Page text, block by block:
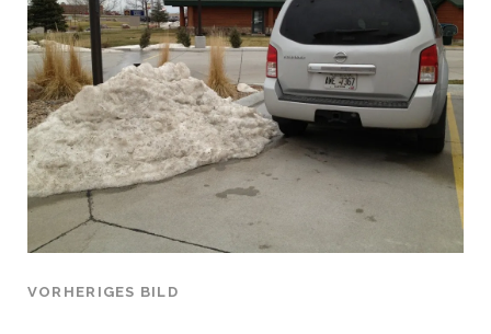
VORHERIGES BILD